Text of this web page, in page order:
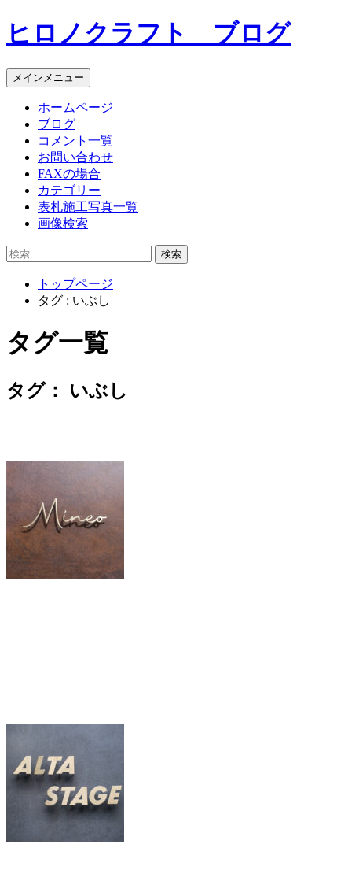
コ
ン
ン
ツ
ヒロノクラフト ブログ
メインメニュー
ホームページ
ブログ
コメント一覧
お問い合わせ
FAXの場合
カテゴリー
表札施工写真一覧
画像検索
検
トップページ
タグ : いぶし
タグ一覧
タグ： いぶし